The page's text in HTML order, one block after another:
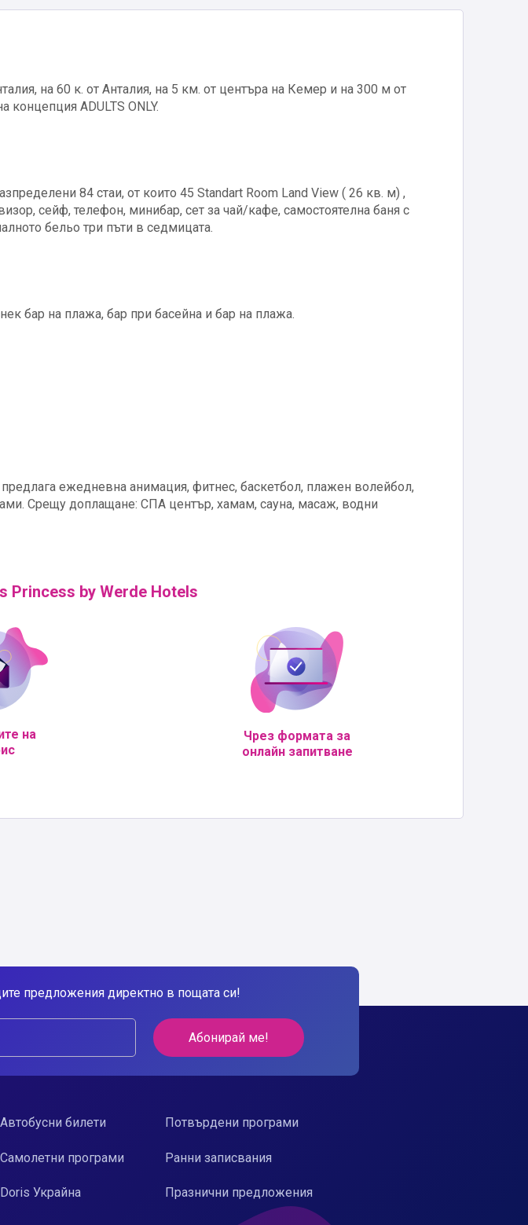
на 60 к. от Анталия, на 5 км. от центъра на Кемер и на 300 м от
концепция ADULTS ONLY.
84 стаи, от които 45 Standart Room Land View ( 26 кв. м) ,
сейф, телефон, минибар, сет за чай/кафе, самостоятелна баня с
бельо три пъти в седмицата.
бар на плажа, бар при басейна и бар на плажа.
ежедневна анимация, фитнес, баскетбол, плажен волейбол,
Срещу доплащане: СПА център, хамам, сауна, масаж, водни
Princess by Werde Hotels
на
Чрез формата за
онлайн запитване
предложения директно в пощата си!
Абонирай ме!
Автобусни билети
Самолетни програми
Doris Украйна
Потвърдени програми
Ранни записвания
Празнични предложения